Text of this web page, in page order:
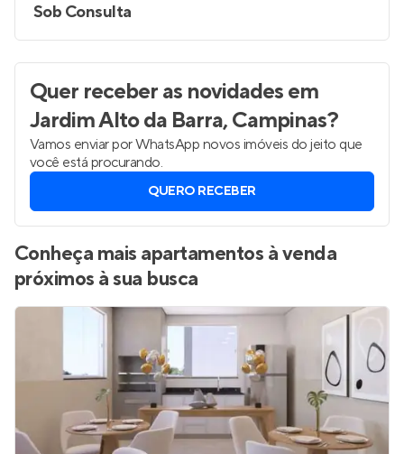
Sob Consulta
Quer receber as novidadesem
Jardim Alto da Barra, Campinas?
Vamos enviar por WhatsApp novos imóveis do jeito que
você está procurando.
QUERO RECEBER
Conheça mais apartamentos à venda
próximos à sua busca